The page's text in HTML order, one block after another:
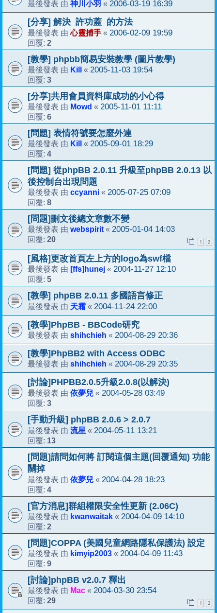
最後發表 由 神川小羽 « 2006-03-19 16:39
[分享] 解決_許功蓋_的方法
最後發表 由心靈捕手 « 2006-02-09 19:59
回覆: 2
[教學] phpbb簡易安裝教學 (圖片教學)
最後發表 由 Kill « 2005-11-03 19:54
回覆: 3
[分享]共用會員資料庫成功的小心得
最後發表 由 Mowd « 2005-11-01 11:11
回覆: 6
[問題] 表情符號要怎麼外連
最後發表 由 Kill « 2005-09-01 18:29
回覆: 4
[問題] 從phpBB 2.0.11 升級至phpBB 2.0.13 以
後控制台出現問題
最後發表 由 ccyanni « 2005-07-25 07:09
回覆: 8
[問題]刪文後總文章數不變
最後發表 由 webspirit « 2005-01-04 14:03
回覆: 20 1 2
[風格]更改首頁左上方的logo為swf檔
最後發表 由 [ffs]hunej « 2004-11-27 12:10
回覆: 5
[教學] phpBB 2.0.11 多國語言修正
最後發表 由 天霜 « 2004-11-24 22:00
[教學]PhpBB - BBCode研究
最後發表 由 shihchieh « 2004-08-29 20:36
[教學]PhpBB2 with Access ODBC
最後發表 由 shihchieh « 2004-08-29 20:35
[討論]PHPBB2.0.5升級2.0.8(以解決)
最後發表 由 依夢兒 « 2004-05-28 03:49
回覆: 3
[手動升級] phpBB 2.0.6 > 2.0.7
最後發表 由 流星 « 2004-05-11 13:21
回覆: 13
[問題]請問如何將 訂閱這個主題(回覆通知) 功能
關掉
最後發表 由 依夢兒 « 2004-04-28 18:23
回覆: 4
[官方消息]群組權限安全性更新 (2.06C)
最後發表 由 kwanwaitak « 2004-04-09 14:10
回覆: 2
[問題]COPPA (美國兒童網路隱私保護法) 設定
最後發表 由 kimyip2003 « 2004-04-09 11:43
回覆: 9
[討論]phpBB v2.0.7 釋出
最後發表 由 Mac « 2004-03-30 23:54
回覆: 29 1 2